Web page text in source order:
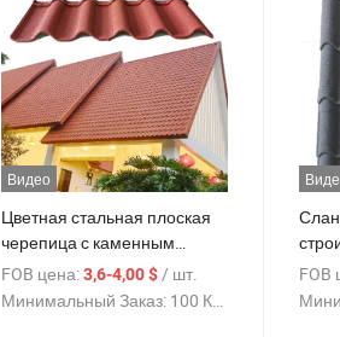
Видео
Цветная стальная плоская
черепица с каменным
покрытием
FOB цена: 3,6-4,00 $ / шт.
Минимальный Заказ: 100 Куски
FOB